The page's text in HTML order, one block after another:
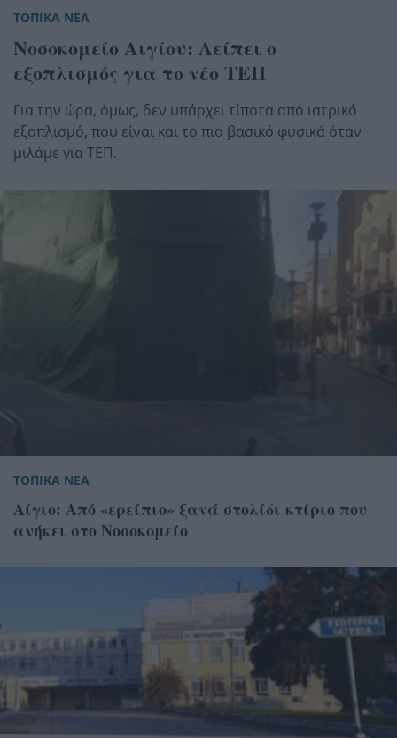
ΤΟΠΙΚΑ ΝΕΑ
Νοσοκομείο Αιγίου: Λείπει ο
εξοπλισμός για το νέο ΤΕΠ
Για την ώρα, όμως, δεν υπάρχει τίποτα από ιατρικό
εξοπλισμό, που είναι και το πιο βασικό φυσικά όταν
μιλάμε για ΤΕΠ.
ΤΟΠΙΚΑ ΝΕΑ
Αίγιο: Από «ερείπιο» ξανά στολίδι κτίριο που
ανήκει στο Νοσοκομείο